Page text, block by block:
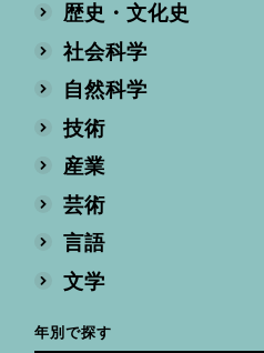
歴史・文化史
社会科学
自然科学
技術
産業
芸術
言語
文学
年別で探す